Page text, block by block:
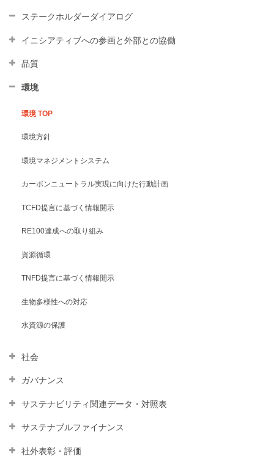
ステークホルダーダイアログ
イニシアティブへの参画と外部との協働
品質
環境
環境 TOP
環境⽅針
環境マネジメントシステム
カーボンニュートラル実現に向けた⾏動計画
TCFD提⾔に基づく情報開⽰
RE100達成への取り組み
資源循環
TNFD提言に基づく情報開示
⽣物多様性への対応
水資源の保護
社会
ガバナンス
サステナビリティ関連データ・対照表
サステナブルファイナンス
社外表彰・評価